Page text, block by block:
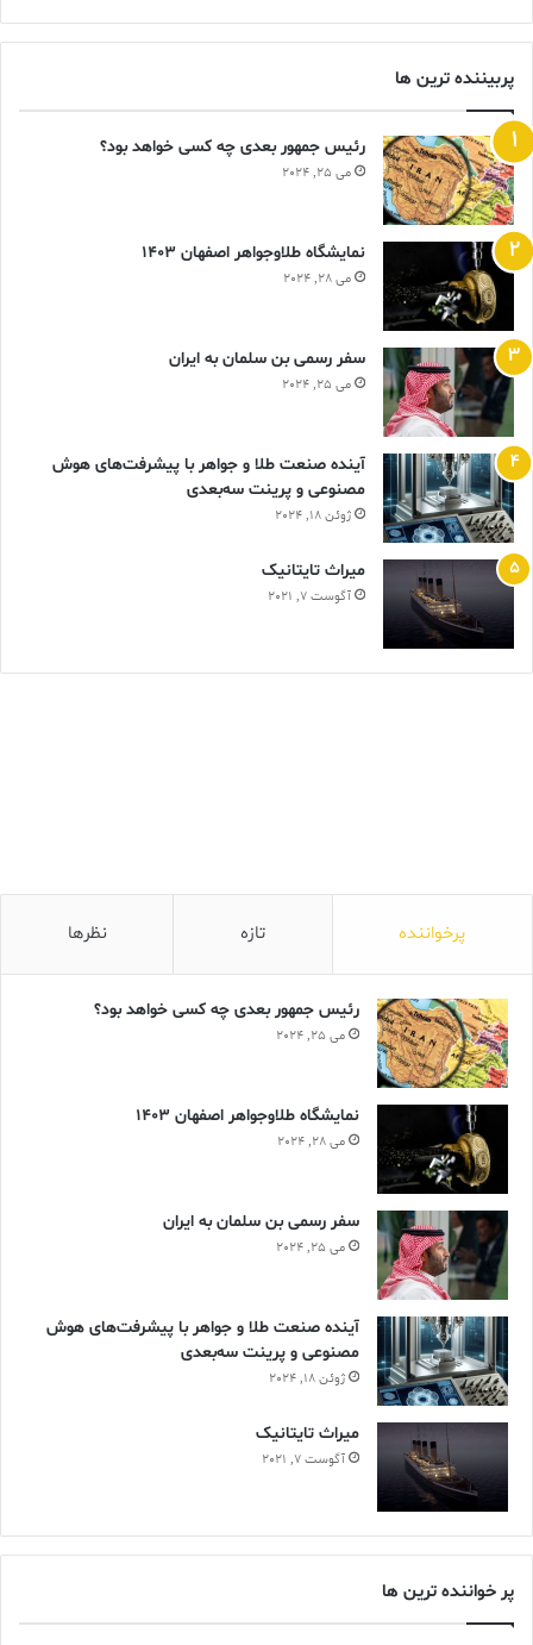
پربیننده ترین ها
رئیس جمهور بعدی چه کسی خواهد بود؟
می 25, 2024
نمایشگاه طلاوجواهر اصفهان 1403
می 28, 2024
سفر رسمی بن سلمان به ایران
می 25, 2024
آینده صنعت طلا و جواهر با پیشرفت‌های هوش
مصنوعی و پرینت سه‌بعدی
ژوئن 18, 2024
ميراث تايتانيک
آگوست 7, 2021
پرخواننده تازه نظرها
رئیس جمهور بعدی چه کسی خواهد بود؟
می 25, 2024
نمایشگاه طلاوجواهر اصفهان 1403
می 28, 2024
سفر رسمی بن سلمان به ایران
می 25, 2024
آینده صنعت طلا و جواهر با پیشرفت‌های هوش
مصنوعی و پرینت سه‌بعدی
ژوئن 18, 2024
ميراث تايتانيک
آگوست 7, 2021
پر خواننده ترین ها